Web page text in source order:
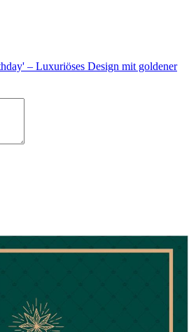
– Luxuriöses Design mit goldener